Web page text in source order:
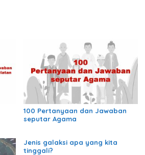
100 Pertanyaan dan Jawaban
seputar Agama
Jenis galaksi apa yang kita
tinggali?